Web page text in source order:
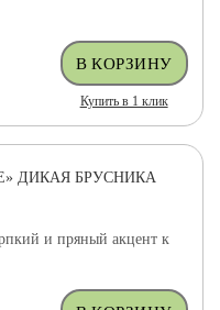
Купить в 1 клик
ДИКАЯ БРУСНИКА
и пряный акцент к